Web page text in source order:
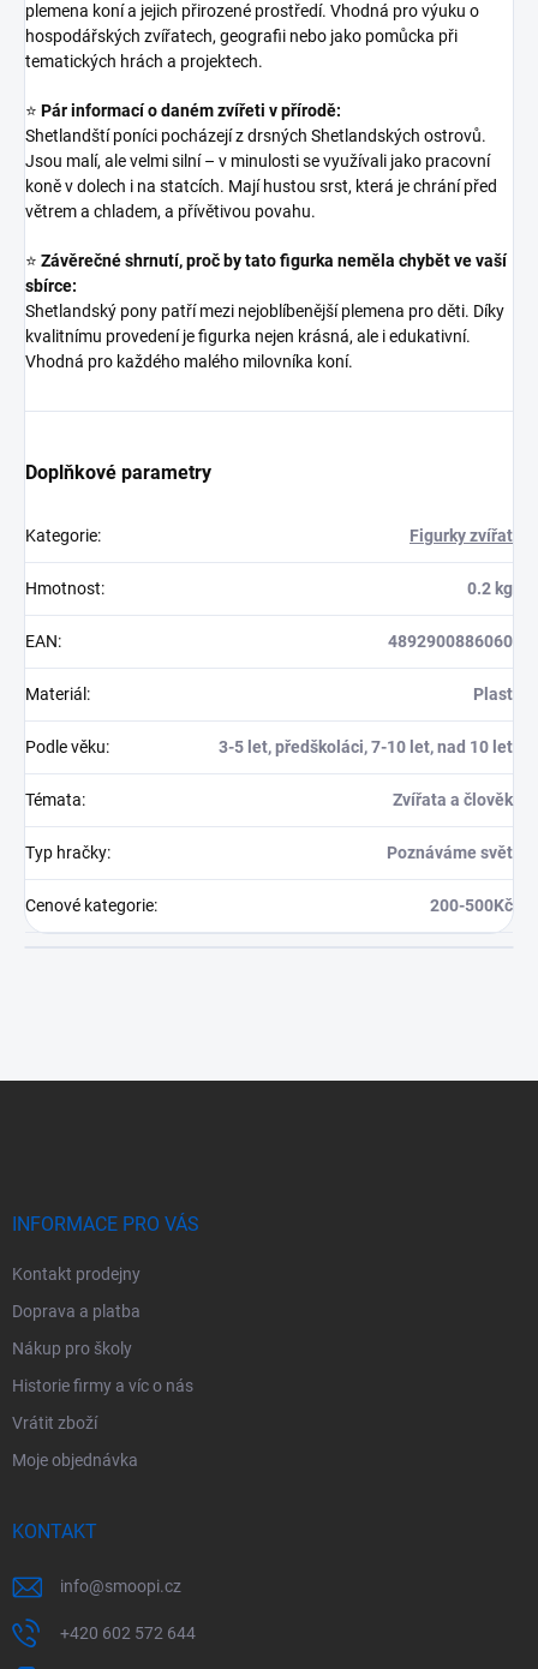
plemena koní a jejich přirozené prostředí. Vhodná pro výuku o
hospodářských zvířatech, geografii nebo jako pomůcka při
tematických hrách a projektech.
⭐ Pár informací o daném zvířeti v přírodě:
Shetlandští poníci pocházejí z drsných Shetlandských ostrovů.
Jsou malí, ale velmi silní – v minulosti se využívali jako pracovní
koně v dolech i na statcích. Mají hustou srst, která je chrání před
větrem a chladem, a přívětivou povahu.
⭐ Závěrečné shrnutí, proč by tato figurka neměla chybět ve vaší
sbírce:
Shetlandský pony patří mezi nejoblíbenější plemena pro děti. Díky
kvalitnímu provedení je figurka nejen krásná, ale i edukativní.
Vhodná pro každého malého milovníka koní.
Doplňkové parametry
Kategorie: Figurky zvířat
Hmotnost: 0.2 kg
EAN: 4892900886060
Materiál : Plast
Podle věku: 3-5 let, předškoláci, 7-10 let, nad 10 let
Témata: Zvířata a člověk
Typ hračky: Poznáváme svět
Cenové kategorie: 200-500Kč
INFORMACE PRO VÁS
Kontakt prodejny
Doprava a platba
Nákup pro školy
Historie firmy a víc o nás
Vrátit zboží
Moje objednávka
KONTAKT
info@smoopi.cz
+420 602 572 644